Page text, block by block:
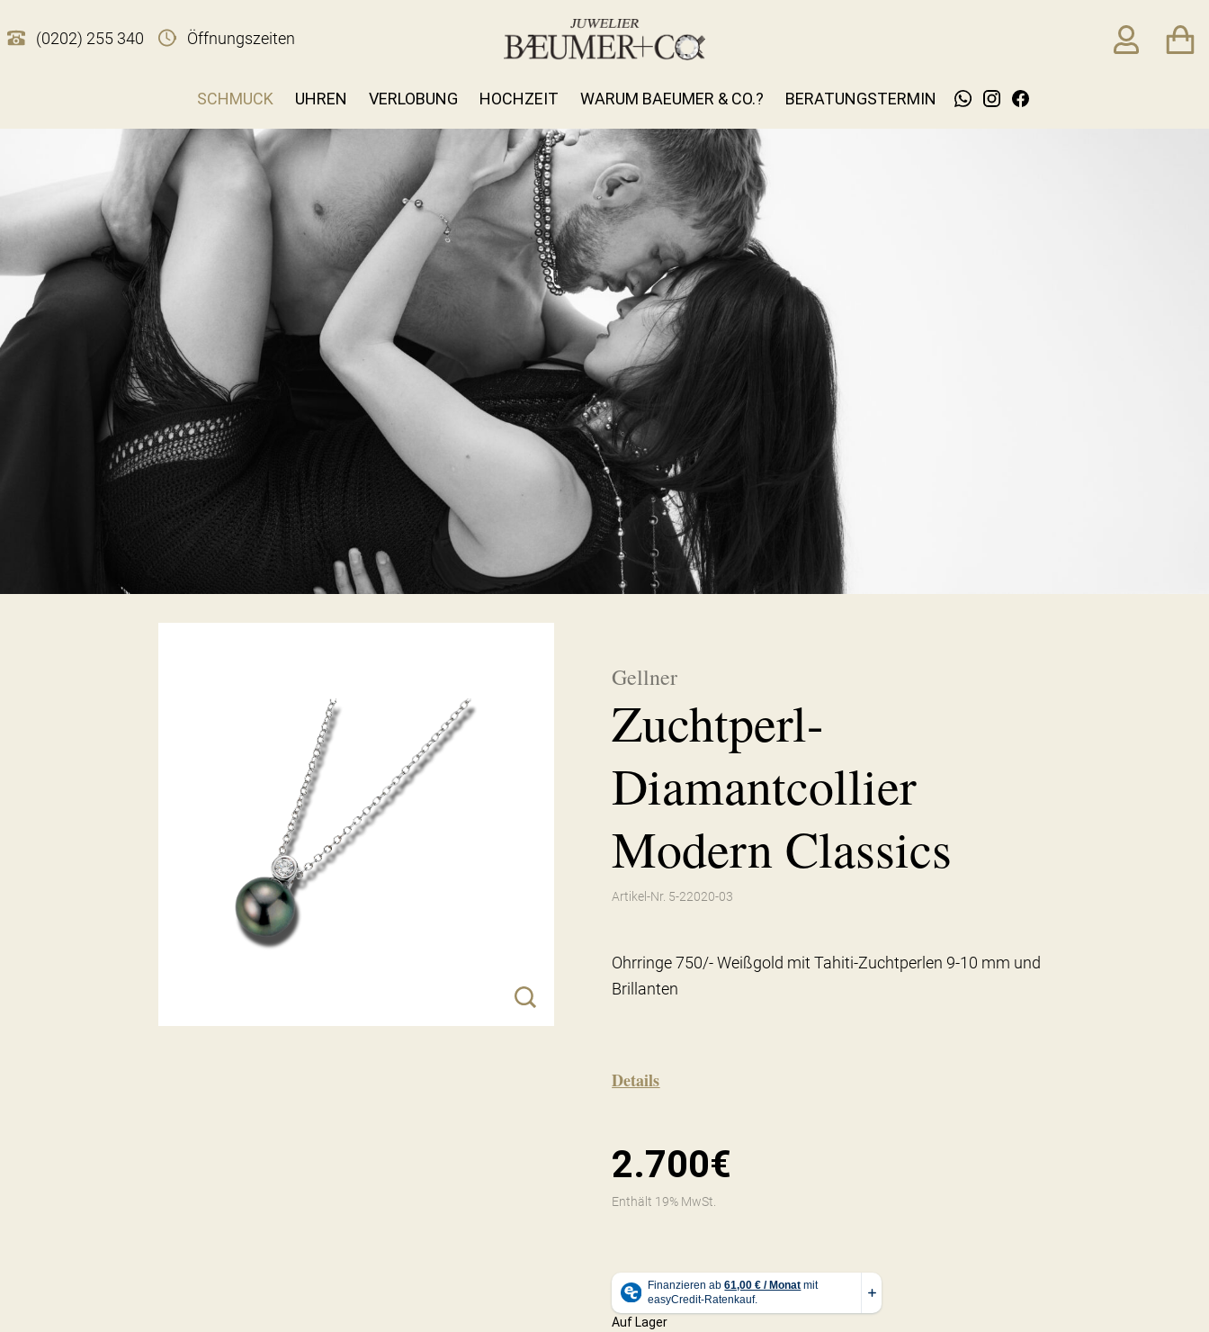
(0202) 255 340 Öffnungszeiten
SCHMUCK UHREN VERLOBUNG HOCHZEIT WARUM BAEUMER & CO.? BERATUNGSTERMIN
Gellner
Zuchtperl-
Diamantcollier
Modern Classics
Artikel-Nr. 5-22020-03
Ohrringe 750/- Weißgold mit Tahiti-Zuchtperlen 9-10 mm und
Brillanten
Details
2.700€
Enthält 19% MwSt.
Auf Lager